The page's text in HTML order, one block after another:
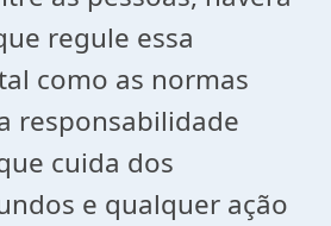
regule essa
como as normas
responsabilidade
cuida dos
e qualquer ação